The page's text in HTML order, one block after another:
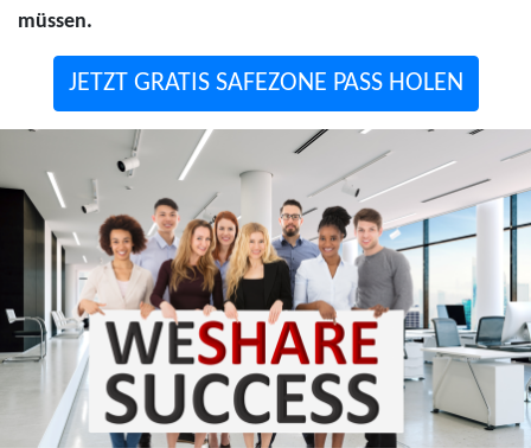
müssen.
JETZT GRATIS SAFEZONE PASS HOLEN